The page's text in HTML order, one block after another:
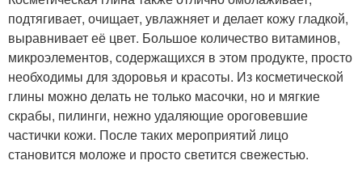
подтягивает, очищает, увлажняет и делает кожу гладкой,
выравнивает её цвет. Большое количество витаминов,
микроэлементов, содержащихся в этом продукте, просто
необходимы для здоровья и красоты. Из косметической
глины можно делать не только масочки, но и мягкие
скрабы, пилинги, нежно удаляющие ороговевшие
частички кожи. После таких мероприятий лицо
становится моложе и просто светится свежестью.